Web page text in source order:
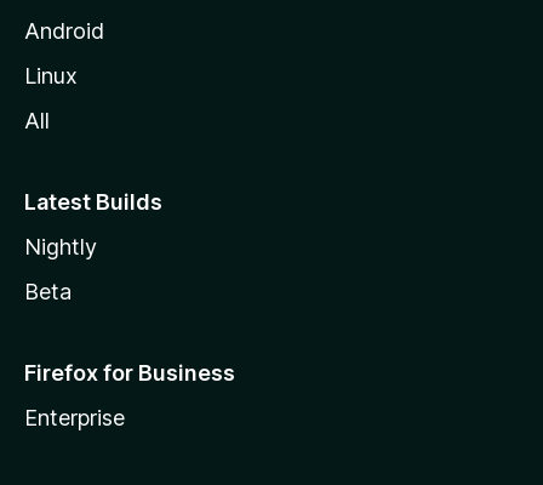
Android
Linux
All
Latest Builds
Nightly
Beta
Firefox for Business
Enterprise